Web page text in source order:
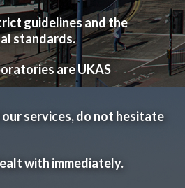
guidelines and the
standards.
are UKAS
our services, do not hesitate
with immediately.